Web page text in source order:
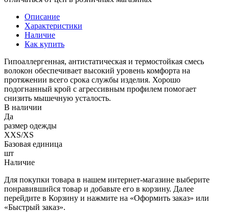
Описание
Характеристики
Наличие
Как купить
Гипоаллергенная, антистатическая и термостойкая смесь
волокон обеспечивает высокий уровень комфорта на
протяжении всего срока службы изделия. Хорошо
подогнанный крой с агрессивным профилем помогает
снизить мышечную усталость.
В наличии
Да
размер одежды
XXS/XS
Базовая единица
шт
Наличие
Для покупки товара в нашем интернет-магазине выберите
понравившийся товар и добавьте его в корзину. Далее
перейдите в Корзину и нажмите на «Оформить заказ» или
«Быстрый заказ».